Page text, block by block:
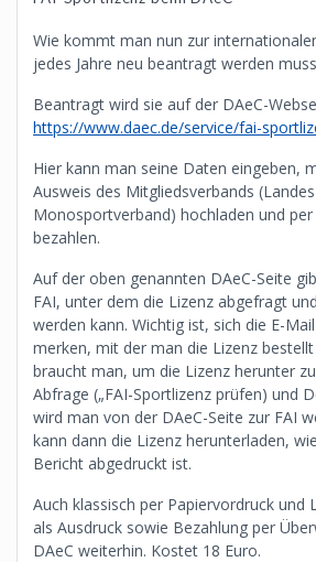
Wie kommt man nun zur
jedes Jahre neu beantragt werden
Beantragt wird sie auf der DAeC-
https://www.daec.de/service/fai-
Hier kann man seine Daten eingeben,
Ausweis des Mitgliedsverbands
Monosportverband) hochladen und per
bezahlen.
Auf der oben genannten DAeC-Seite
FAI, unter dem die Lizenz abgefragt
werden kann. Wichtig ist, sich die E-
merken, mit der man die Lizenz
braucht man, um die Lizenz herunter
Abfrage („FAI-Sportlizenz prüfen) und
wird man von der DAeC-Seite zur FAI
kann dann die Lizenz herunterladen,
Bericht abgedruckt ist.
Auch klassisch per Papiervordruck und
als Ausdruck sowie Bezahlung per
DAeC weiterhin. Kostet 18 Euro.